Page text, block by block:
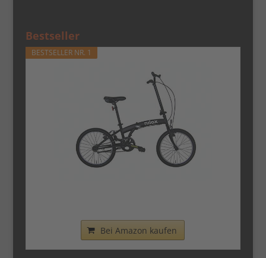
Bestseller
BESTSELLER NR. 1
Bei Amazon kaufen